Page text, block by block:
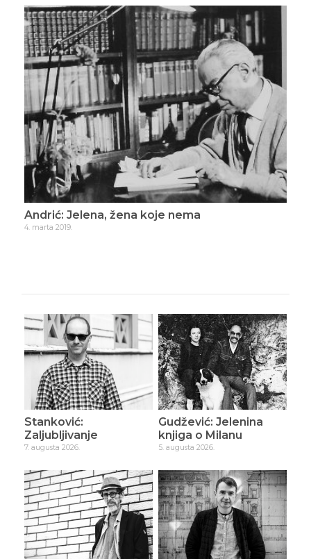
Andrić: Jelena, žena koje nema
4. marta 2019.
Stanković:
Zaljubljivanje
7. augusta 2026.
Gudžević: Jelenina
knjiga o Milanu
5. augusta 2026.